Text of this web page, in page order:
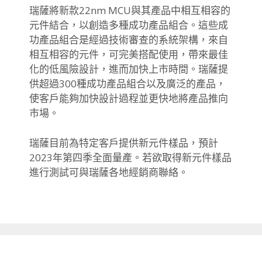
瑞薩將新款22nm MCU與其產品中相互相容的
元件結合，以創造多種成功產品組合。 這些成
功產品組合是經過技術審查的系統架構， 來自
相互相容的元件，可完美搭配使用，帶來最佳
化的低風險設計， 進而加快上市時間。 瑞薩提
供超過300種成功產品組合以及廣泛的產品，
使客戶能夠加快設計過程並更快地將產品推向
市場。
瑞薩目前為特定客戶提供新元件樣品， 預計
2023年第四季全面量產。 若欲取得新元件樣品
進行測試可與瑞薩各地經銷商聯絡。